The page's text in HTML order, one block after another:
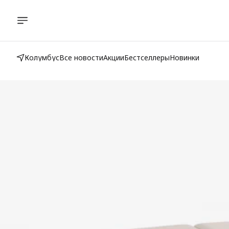
КолумбусВсе новостиАкцииБестселлерыНовинки